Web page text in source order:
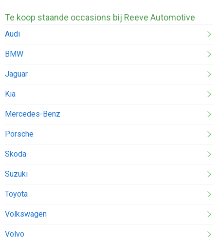
Te koop staande occasions bij Reeve Automotive
Audi
BMW
Jaguar
Kia
Mercedes-Benz
Porsche
Skoda
Suzuki
Toyota
Volkswagen
Volvo